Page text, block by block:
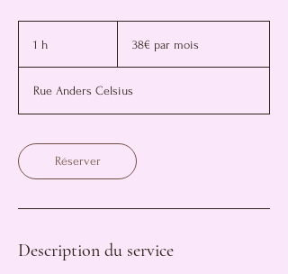
1 h
mois38€ par mois
Rue Anders Celsius
Réserver
Description du service